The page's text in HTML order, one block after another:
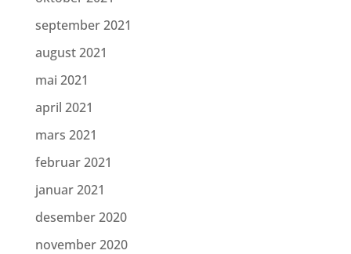
september 2021
august 2021
mai 2021
april 2021
mars 2021
februar 2021
januar 2021
desember 2020
november 2020